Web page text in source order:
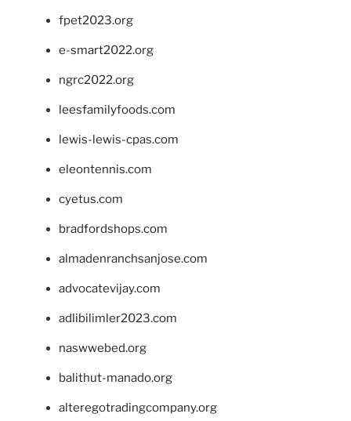
fpet2023.org
e-smart2022.org
ngrc2022.org
leesfamilyfoods.com
lewis-lewis-cpas.com
eleontennis.com
cyetus.com
bradfordshops.com
almadenranchsanjose.com
advocatevijay.com
adlibilimler2023.com
naswwebed.org
balithut-manado.org
alteregotradingcompany.org